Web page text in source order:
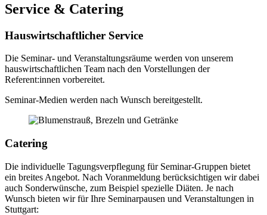
Service & Catering
Hauswirtschaftlicher Service
Die Seminar- und Veranstaltungsräume werden von unserem
hauswirtschaftlichen Team nach den Vorstellungen der
Referent:innen vorbereitet.
Seminar-Medien werden nach Wunsch bereitgestellt.
Catering
Die individuelle Tagungsverpflegung für Seminar-Gruppen bietet
ein breites Angebot. Nach Voranmeldung berücksichtigen wir dabei
auch Sonderwünsche, zum Beispiel spezielle Diäten. Je nach
Wunsch bieten wir für Ihre Seminarpausen und Veranstaltungen in
Stuttgart: